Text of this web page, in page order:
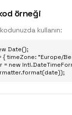
örneği
kullanın:
Date();
{ timeZone: "Europe/
new